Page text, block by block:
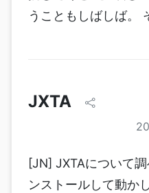
うこともしばしば。
JXTA
[JN] JXTAについて
ンストールして動か